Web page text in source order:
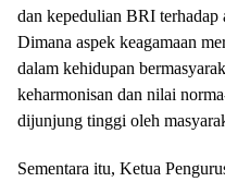
dan kepedulian BRI terhadap
Dimana aspek keagamaan
dalam kehidupan
keharmonisan dan nilai
dijunjung tinggi oleh
Sementara itu, Ketua